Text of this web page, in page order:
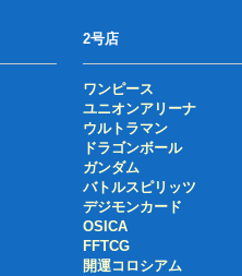
2号店
ワンピース
ユニオンアリーナ
ウルトラマン
ドラゴンボール
ガンダム
バトルスピリッツ
デジモンカード
OSICA
FFTCG
開運コロシアム